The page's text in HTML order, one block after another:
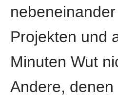
Projekten und
Minuten Wut
Andere,